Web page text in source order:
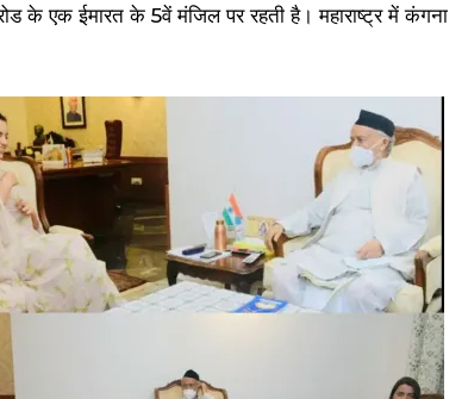
ईमारत के 5वें मंजिल पर रहती है। महाराष्ट्र में कंगना